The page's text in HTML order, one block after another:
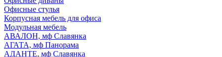
Офисные стулья
Корпусная мебель для офиса
Модульная мебель
АВАЛОН, мф Славянка
АГАТА, мф Панорама
АДАНТЕ, мф Славянка